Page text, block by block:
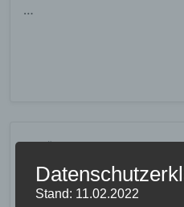
…
6. März 2022
Weltgebetstag
Stand: 11.02.2022